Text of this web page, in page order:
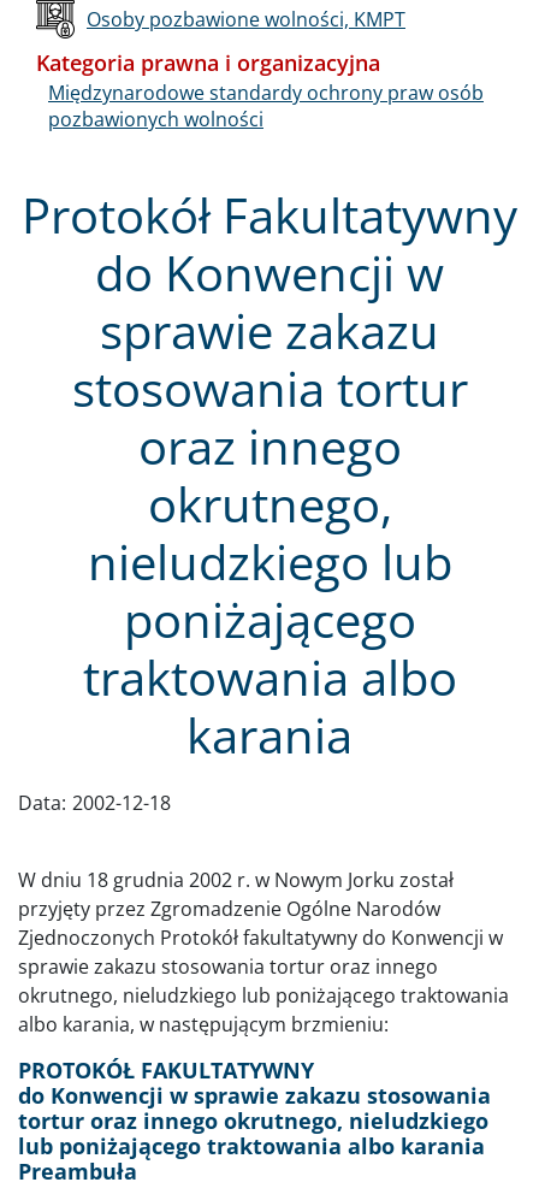
Protokół Fakultatywny
do Konwencji w
sprawie zakazu
stosowania tortur
oraz innego
okrutnego,
nieludzkiego lub
poniżającego
traktowania albo
karania
Data: 2002-12-18
W dniu 18 grudnia 2002 r. w Nowym Jorku został
przyjęty przez Zgromadzenie Ogólne Narodów
Zjednoczonych Protokół fakultatywny do Konwencji w
sprawie zakazu stosowania tortur oraz innego
okrutnego, nieludzkiego lub poniżającego traktowania
albo karania, w następującym brzmieniu:
PROTOKÓŁ FAKULTATYWNY
do Konwencji w sprawie zakazu stosowania
tortur oraz innego okrutnego, nieludzkiego
lub poniżającego traktowania albo karania
Preambuła
Osoby pozbawione wolności, KMPT
Kategoria prawna i organizacyjna
Międzynarodowe standardy ochrony praw osób
pozbawionych wolności